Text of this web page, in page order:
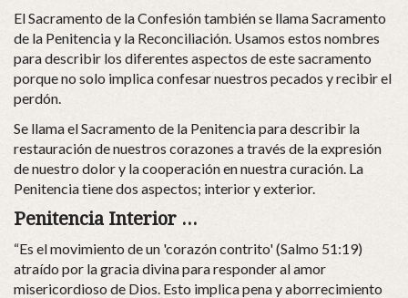
El Sacramento de la Confesión también se llama Sacramento
de la Penitencia y la Reconciliación. Usamos estos nombres
para describir los diferentes aspectos de este sacramento
porque no solo implica confesar nuestros pecados y recibir el
perdón.
Se llama el Sacramento de la Penitencia para describir la
restauración de nuestros corazones a través de la expresión
de nuestro dolor y la cooperación en nuestra curación. La
Penitencia tiene dos aspectos; interior y exterior.
Penitencia Interior ...
“Es el movimiento de un 'corazón contrito' (Salmo 51:19)
atraído por la gracia divina para responder al amor
misericordioso de Dios. Esto implica pena y aborrecimiento